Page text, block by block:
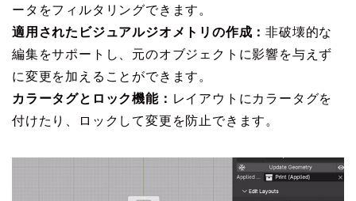
ータをフィルタリングできます。​
適用されたビジュアルジオメトリの作成：​非破壊的な
編集をサポートし、元のオブジェクトに影響を与えず
に変更を加えることができます。​
カラータグとロック機能： ​レイアウトにカラータグを
付けたり、ロックして変更を防止できます。​